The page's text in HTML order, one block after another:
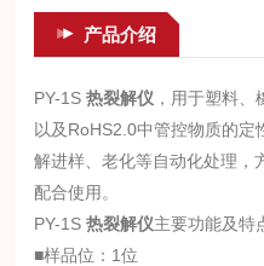
产品介绍
PY-1S热裂解仪 ，用于塑料
以及RoHS2.0中管控物质的
解进样、老化等自动化处理，
配合使用。
PY-1S热裂解仪主要功能及特
■样品位：1位